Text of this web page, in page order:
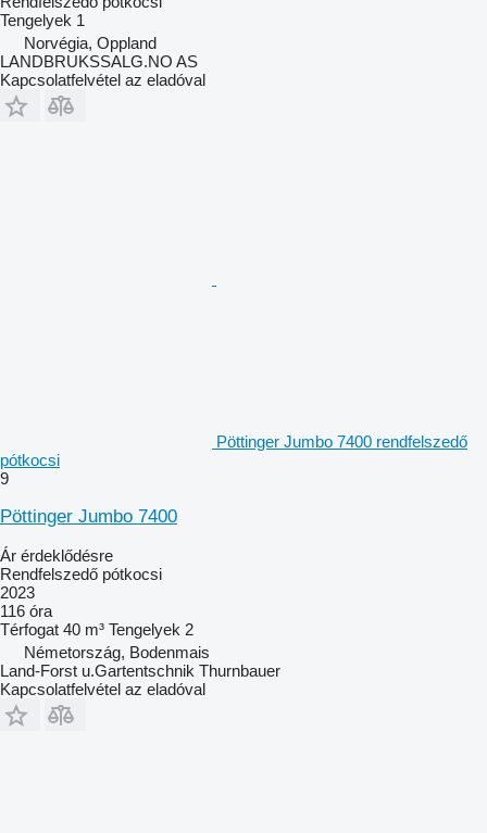
Tengelyek 1
Norvégia, Oppland
LANDBRUKSSALG.NO AS
Kapcsolatfelvétel az eladóval
Pöttinger Jumbo 7400 rendfelszedő
pótkocsi
9
Pöttinger Jumbo 7400
Ár érdeklődésre
Rendfelszedő pótkocsi
2023
116 óra
Térfogat 40 m³ Tengelyek 2
Németország, Bodenmais
Land-Forst u.Gartentschnik Thurnbauer
Kapcsolatfelvétel az eladóval